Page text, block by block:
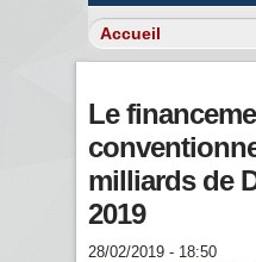
Le
milliards de
2019
28/02/2019 - 18:50